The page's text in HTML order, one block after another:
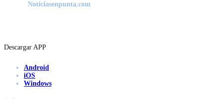
Noticiasenpunta.com
Descargar APP
Android
iOS
Windows